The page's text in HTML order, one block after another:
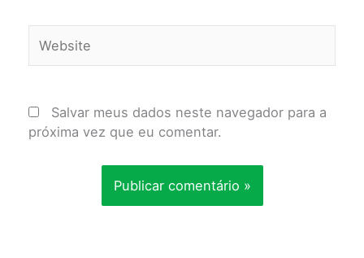
Salvar meus dados neste navegador para a
próxima vez que eu comentar.